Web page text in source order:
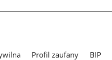
Profil zaufany BIP